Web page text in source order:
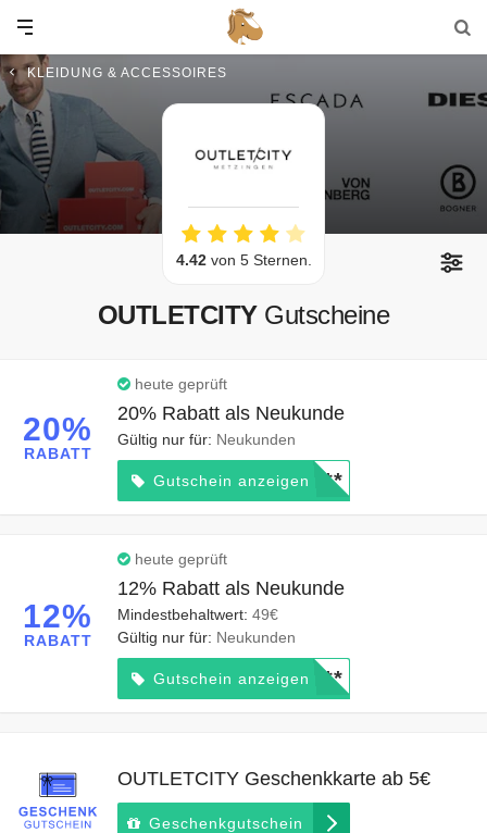
KLEIDUNG & ACCESSOIRES
4.42von 5 Sternen.
OUTLETCITY Gutscheine
20%
RABATT
heute geprüft
20% Rabatt als Neukunde
Gültig nur für: Neukunden
Gutschein anzeigen*****
12%
RABATT
heute geprüft
12% Rabatt als Neukunde
Mindestbehaltwert: 49€
Gültig nur für: Neukunden
Gutschein anzeigen*****
OUTLETCITY Geschenkkarte ab 5€
Geschenkgutschein